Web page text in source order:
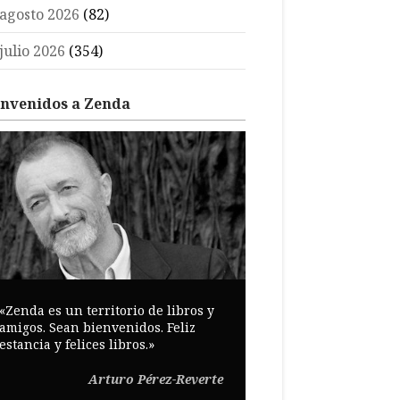
2026 (82)
2026 (354)
a Zenda
es un territorio de libros y
Sean bienvenidos. Feliz
y felices libros.»
Arturo Pérez-Reverte